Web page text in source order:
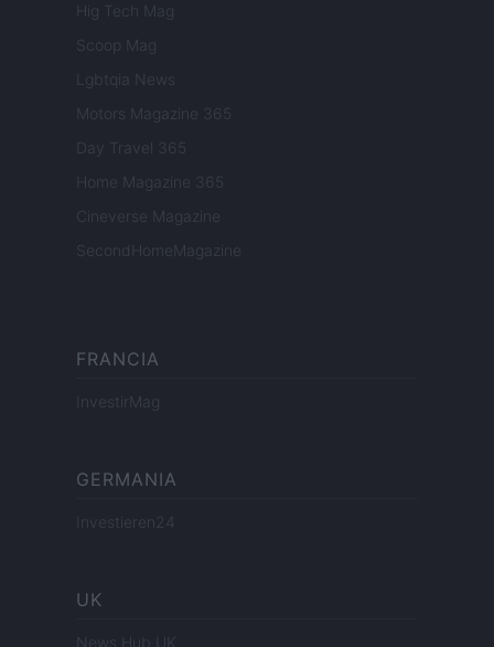
Hig Tech Mag
Scoop Mag
Lgbtqia News
Motors Magazine 365
Day Travel 365
Home Magazine 365
Cineverse Magazine
SecondHomeMagazine
FRANCIA
InvestirMag
GERMANIA
Investieren24
UK
News Hub UK